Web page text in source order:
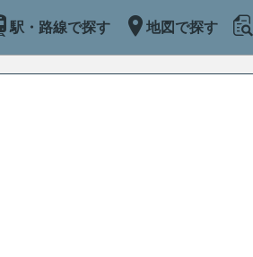
駅・路線で探す 地図で探す